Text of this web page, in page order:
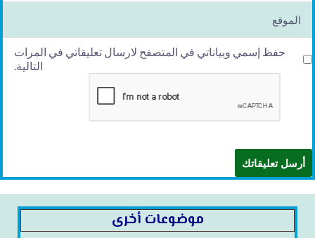
حفظ إسمي وبياناتي في المتصفح لارسال تعليقاتي في المرات
التالية.
موضوعات أخرى